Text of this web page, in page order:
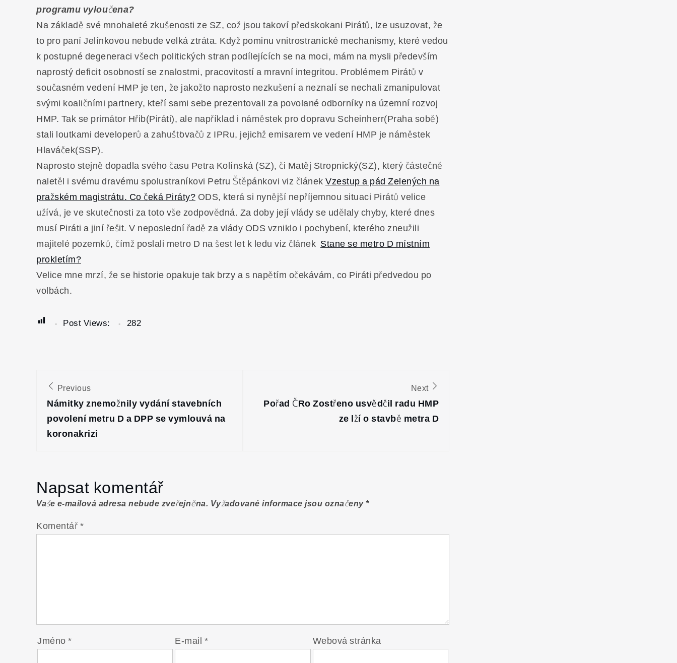
programu vyloučena?
Na základě své mnohaleté zkušenosti ze SZ, což jsou takoví předskokani Pirátů, lze usuzovat, že
to pro paní Jelínkovou nebude velká ztráta. Když pominu vnitrostranické mechanismy, které vedou
k postupné degeneraci všech politických stran podílejících se na moci, mám na mysli především
naprostý deficit osobností se znalostmi, pracovitostí a mravní integritou. Problémem Pirátů v
současném vedení HMP je ten, že jakožto naprosto nezkušení a neznalí se nechali zmanipulovat
svými koaličními partnery, kteří sami sebe prezentovali za povolané odborníky na územní rozvoj
HMP. Tak se primátor Hřib(Piráti), ale například i náměstek pro dopravu Scheinherr(Praha sobě)
stali loutkami developerů a zahušťovačů z IPRu, jejichž emisarem ve vedení HMP je náměstek
Hlaváček(SSP).
Naprosto stejně dopadla svého času Petra Kolínská (SZ), či Matěj Stropnický(SZ), který částečně
naletěl i svému dravému spolustraníkovi Petru Štěpánkovi viz článek Vzestup a pád Zelených na
pražském magistrátu. Co čeká Piráty? ODS, která si nynější nepříjemnou situaci Pirátů velice
užívá, je ve skutečnosti za toto vše zodpovědná. Za doby její vlády se udělaly chyby, které dnes
musí Piráti a jiní řešit. V neposlední řadě za vlády ODS vzniklo i pochybení, kterého zneužili
majitelé pozemků, čímž poslali metro D na šest let k ledu viz článek Stane se metro D místním
prokletím?
Velice mne mrzí, že se historie opakuje tak brzy a s napětím očekávám, co Piráti předvedou po
volbách.
Post Views: 282
Navigace
pro
příspěvek
Previous
Námitky znemožnily vydání stavebních
povolení metru D a DPP se vymlouvá na
koronakrizi
Next
Pořad ČRo Zostřeno usvědčil radu HMP
ze lží o stavbě metra D
Napsat komentář
Vaše e-mailová adresa nebude zveřejněna. Vyžadované informace jsou označeny *
Komentář *
Jméno * E-mail * Webová stránka